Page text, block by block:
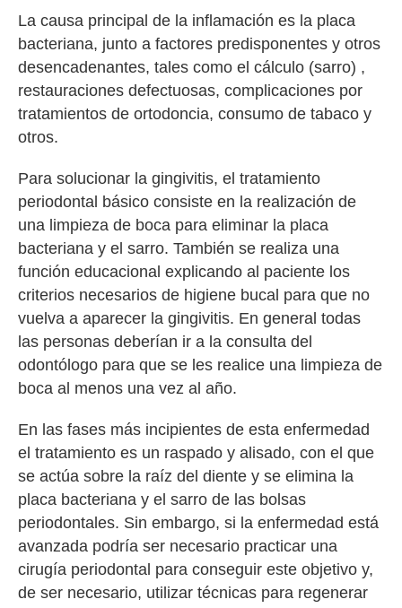
La causa principal de la inflamación es la placa
bacteriana, junto a factores predisponentes y otros
desencadenantes, tales como el cálculo (sarro) ,
restauraciones defectuosas, complicaciones por
tratamientos de ortodoncia, consumo de tabaco y
otros.
Para solucionar la gingivitis, el tratamiento
periodontal básico consiste en la realización de
una limpieza de boca para eliminar la placa
bacteriana y el sarro. También se realiza una
función educacional explicando al paciente los
criterios necesarios de higiene bucal para que no
vuelva a aparecer la gingivitis. En general todas
las personas deberían ir a la consulta del
odontólogo para que se les realice una limpieza de
boca al menos una vez al año.
En las fases más incipientes de esta enfermedad
el tratamiento es un raspado y alisado, con el que
se actúa sobre la raíz del diente y se elimina la
placa bacteriana y el sarro de las bolsas
periodontales. Sin embargo, si la enfermedad está
avanzada podría ser necesario practicar una
cirugía periodontal para conseguir este objetivo y,
de ser necesario, utilizar técnicas para regenerar